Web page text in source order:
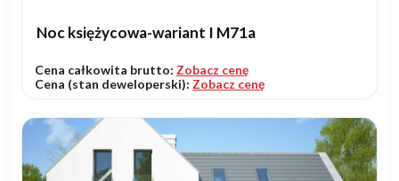
Noc księżycowa-wariant I M71a
Cena całkowita brutto: Zobacz cenę
Cena (stan deweloperski): Zobacz cenę